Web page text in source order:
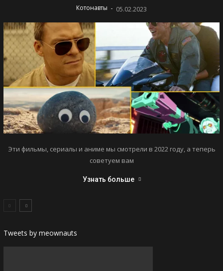
Котонавты - 05.02.2023
Эти фильмы, сериалы и аниме мы смотрели в 2022 году, а теперь
советуем вам
Узнать больше
Tweets by meownauts